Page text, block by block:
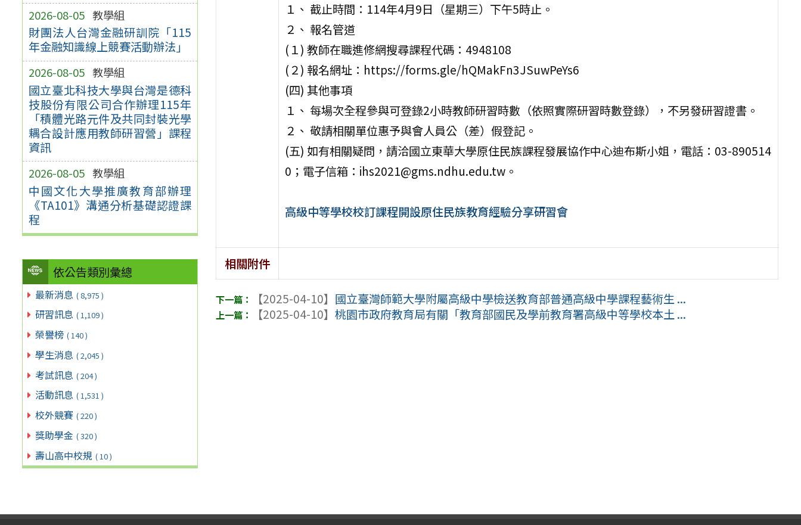
2026-08-05 教學組
財團法人台灣金融研訓院「115
年金融知識線上競賽活動辦法」
2026-08-05 教學組
國立臺北科技大學與台灣是德科
技股份有限公司合作辦理115年
「積體光路元件及共同封裝光學
耦合設計應用教師研習營」課程
資訊
2026-08-05 教學組
中國文化大學推廣教育部辦理
《TA101》溝通分析基礎認證課
程
依公告類別彙總
最新消息 ( 8,975 )
研習訊息 ( 1,109 )
榮譽榜 ( 140 )
學生消息 ( 2,045 )
考試訊息 ( 204 )
活動訊息 ( 1,531 )
校外競賽 ( 220 )
獎助學金 ( 320 )
壽山高中校規 ( 10 )
１、 截止時間：114年4月9日（星期三）下午5時止。
２、 報名管道
(１) 教師在職進修網搜尋課程代碼：4948108
(２) 報名網址：https://forms.gle/hQMakFn3JSuwPeYs6
(四) 其他事項
１、 每場次全程參與可登錄2小時教師研習時數（依照實際研習時數登錄），不另發研習證書。
２、 敬請相關單位惠予與會人員公（差）假登記。
(五) 如有相關疑問，請洽國立東華大學原住民族課程發展協作中心迪布斯小姐，電話：03-890514
0；電子信箱：ihs2021@gms.ndhu.edu.tw。
高級中等學校校訂課程開設原住民族教育經驗分享研習會
相關附件
【2025-04-10】 國立臺灣師範大學附屬高級中學檢送教育部普通高級中學課程藝術生 ...
【2025-04-10】桃園市政府教育局有關「教育部國民及學前教育署高級中等學校本土 ...